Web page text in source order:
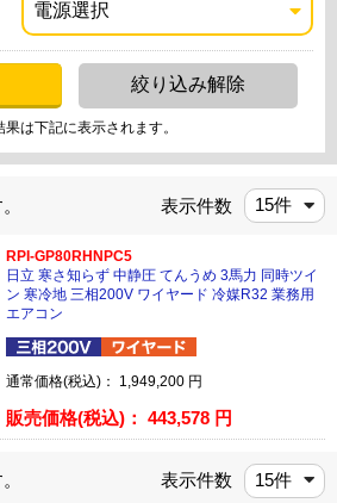
果は下記に表示されます。
表示件数
RPI-GP80RHNPC5
日立 寒さ知らず 中静圧 てんうめ 3馬力 同時ツイ
ン 寒冷地 三相200V ワイヤード 冷媒R32 業務用
エアコン
通常価格(税込)： 1,949,200 円
販売価格(税込)：443,578 円
表示件数